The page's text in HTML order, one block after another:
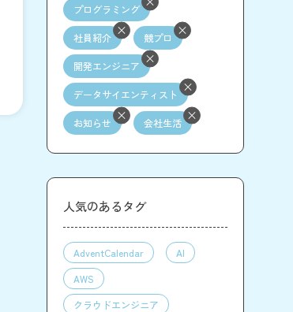
プログラミング
社員紹介 競プロ
開発エンジニア
データサイエンティスト
お知らせ 会社生活
人気のあるタグ
AdventCalendar
AI
AWS
クラウドエンジニア